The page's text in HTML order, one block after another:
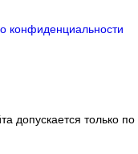
конфиденциальности
допускается только